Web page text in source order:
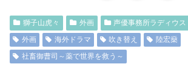
獅子山虎々 外画 声優事務所ラディウス
外画
海外ドラマ 吹き替え
陸宏燊
社畜御曹司～薬で世界を救う～